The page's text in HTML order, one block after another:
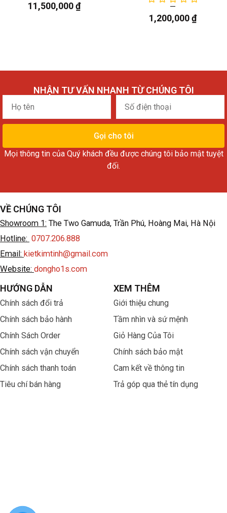
01 752 7760 4063-07 3 22 02LC
01 752 7760 4063-07 8 22 08P
11,500,000₫
1,200,000₫
NHẬN TƯ VẤN NHANH TỪ CHÚNG TÔI
Họ
tên
điện
thoại
Gọi cho tôi
Mọi thông tin của Quý khách đều được chúng tôi bảo mật tuyệt
đối.
VỀ CHÚNG TÔI
Showroom 1: The Two Gamuda, Trần Phú, Hoàng Mai, Hà Nội
Hotline: 0707.206.888
Email: kietkimtinh@gmail.com
Website: dongho1s.com
HƯỚNG DẪN
Chính sách đổi trả
Chính sách bảo hành
Chính Sách Order
Chính sách vận chuyển
Chính sách thanh toán
Tiêu chí bán hàng
XEM THÊM
Giới thiệu chung
Tầm nhìn và sứ mệnh
Giỏ Hàng Của Tôi
Chính sách bảo mật
Cam kết về thông tin
Trả góp qua thẻ tín dụng